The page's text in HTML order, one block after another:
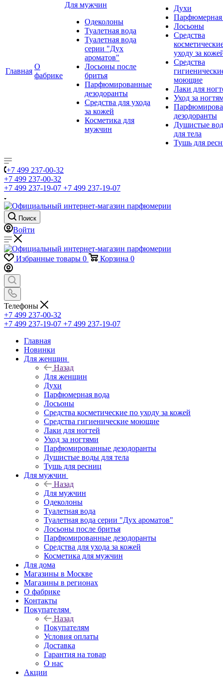
Главная
О
фабрике
Для мужчин
Одеколоны
Туалетная вода
Туалетная вода
серии "Дух
ароматов"
Лосьоны после
бритья
Парфюмированные
дезодоранты
Средства для ухода
за кожей
Косметика для
мужчин
Духи
Парфюмерная
Лосьоны
Средства
уходу за
Средства
моющие
Лаки для
Уход за
дезодоранты
Душистые
для тела
Тушь для
+7 499 237-00-32
+7 499 237-00-32
+7 499 237-19-07 +7 499 237-19-07
Поиск
Войти
Избранные товары 0 Корзина 0
Телефоны
+7 499 237-00-32
+7 499 237-19-07 +7 499 237-19-07
Главная
Новинки
Для женщин
Назад
Для женщин
Духи
Парфюмерная вода
Лосьоны
Средства косметические по уходу за кожей
Средства гигиенические моющие
Лаки для ногтей
Уход за ногтями
Парфюмированные дезодоранты
Душистые воды для тела
Тушь для ресниц
Для мужчин
Назад
Для мужчин
Одеколоны
Туалетная вода
Туалетная вода серии "Дух ароматов"
Лосьоны после бритья
Парфюмированные дезодоранты
Средства для ухода за кожей
Косметика для мужчин
Для дома
Магазины в Москве
Магазины в регионах
О фабрике
Контакты
Покупателям
Назад
Покупателям
Условия оплаты
Доставка
Гарантия на товар
О нас
Акции